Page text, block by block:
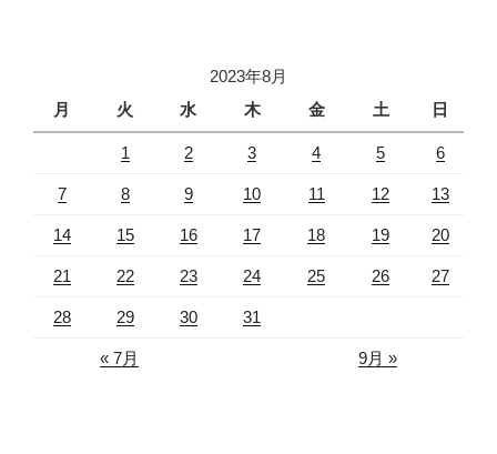
2023年8月
月
火 水 木 金 土 日
1 2 3 4 5 6
7 8 9 10 11 12 13
14 15 16 17 18 19 20
21 22 23 24 25 26 27
28 29 30 31
« 7月 9月 »